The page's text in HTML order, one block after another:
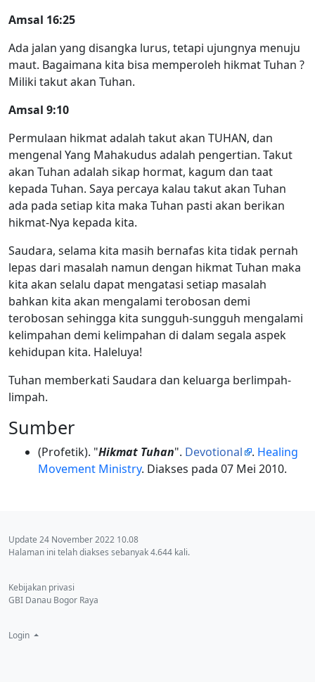
Amsal 16:25
Ada jalan yang disangka lurus, tetapi ujungnya menuju
maut. Bagaimana kita bisa memperoleh hikmat Tuhan ?
Miliki takut akan Tuhan.
Amsal 9:10
Permulaan hikmat adalah takut akan TUHAN, dan
mengenal Yang Mahakudus adalah pengertian. Takut
akan Tuhan adalah sikap hormat, kagum dan taat
kepada Tuhan. Saya percaya kalau takut akan Tuhan
ada pada setiap kita maka Tuhan pasti akan berikan
hikmat-Nya kepada kita.
Saudara, selama kita masih bernafas kita tidak pernah
lepas dari masalah namun dengan hikmat Tuhan maka
kita akan selalu dapat mengatasi setiap masalah
bahkan kita akan mengalami terobosan demi
terobosan sehingga kita sungguh-sungguh mengalami
kelimpahan demi kelimpahan di dalam segala aspek
kehidupan kita. Haleluya!
Tuhan memberkati Saudara dan keluarga berlimpah-
limpah.
Sumber
(Profetik). "Hikmat Tuhan". Devotional . Healing
Movement Ministry. Diakses pada 07 Mei 2010.
Update 24 November 2022 10.08
Halaman ini telah diakses sebanyak 4.644 kali.
Kebijakan privasi
GBI Danau Bogor Raya
Login